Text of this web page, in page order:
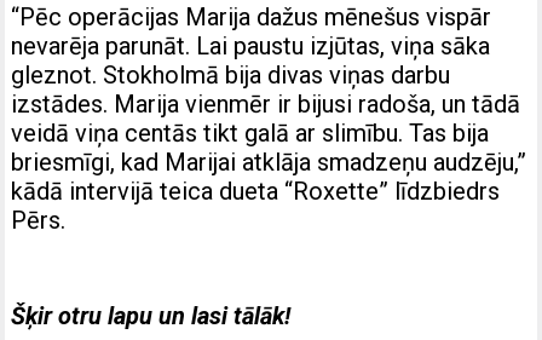
“Pēc operācijas Marija dažus mēnešus vispār
nevarēja parunāt. Lai paustu izjūtas, viņa sāka
gleznot. Stokholmā bija divas viņas darbu
izstādes. Marija vienmēr ir bijusi radoša, un tādā
veidā viņa centās tikt galā ar slimību. Tas bija
briesmīgi, kad Marijai atklāja smadzeņu audzēju,”
kādā intervijā teica dueta “Roxette” līdzbiedrs
Pērs.
Šķir otru lapu un lasi tālāk!